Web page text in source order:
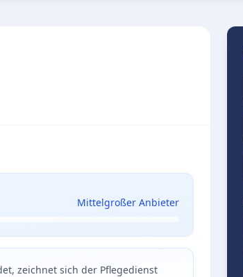
Mittelgroßer Anbieter
zeichnet sich der Pflegedienst